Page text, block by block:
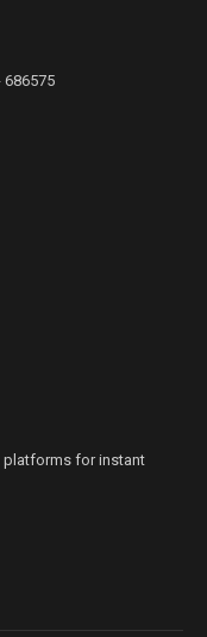
686575
platforms for instant